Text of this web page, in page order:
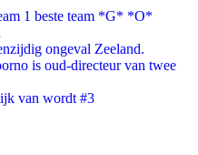
1 beste team *G* *O*
ongeval Zeeland.
is oud-directeur van twee
van wordt #3